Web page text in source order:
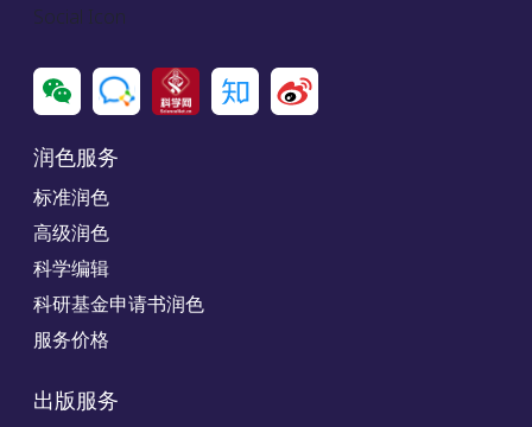
Social Icon
润色服务
标准润色
高级润色
科学编辑
科研基金申请书润色
服务价格
出版服务